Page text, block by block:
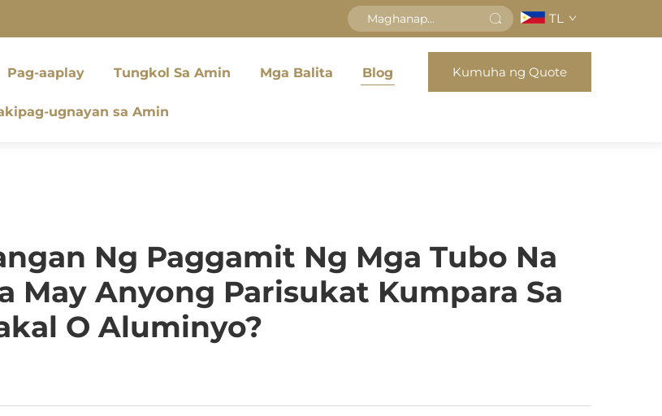
TL
Pag-aaplay Tungkol Sa Amin Mga Balita Blog
ugnayan sa Amin
Kumuha ng Quote
Ng Paggamit Ng Mga Tubo Na
May Anyong Parisukat Kumpara Sa
O Aluminyo?